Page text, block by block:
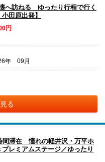
へ訪ねる ゆったり行程で行く
田原出発】
円
年 09月
る
間滞在 憧れの軽井沢・万平ホ
レミアムステージ／ゆったり